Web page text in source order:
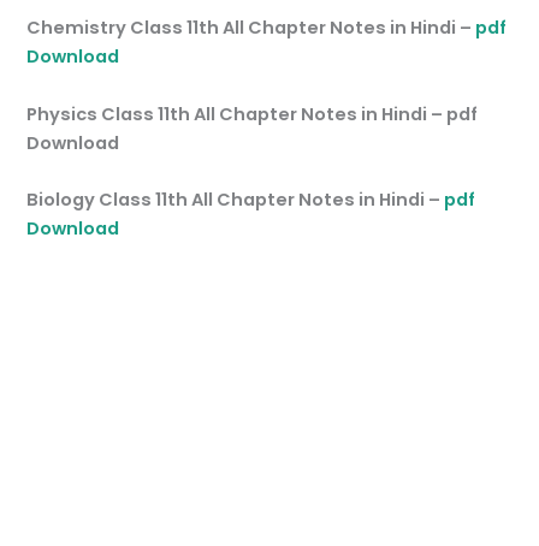
Chemistry Class 11th All Chapter Notes in Hindi – pdf
Download
Physics Class 11th All Chapter Notes in Hindi – pdf
Download
Biology Class 11th All Chapter Notes in Hindi – pdf
Download